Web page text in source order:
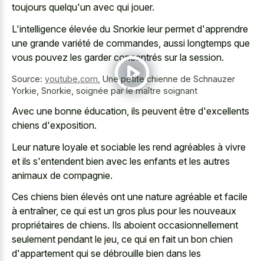
toujours quelqu'un avec qui jouer.
L'intelligence élevée du Snorkie leur permet d'apprendre
une grande variété de commandes, aussi longtemps que
vous pouvez les garder concentrés sur la session.
Source: youtube.com Une petite chienne de Schnauzer
Yorkie, Snorkie, soignée par le maître soignant
Avec une bonne éducation, ils peuvent être d'excellents
chiens d'exposition.
Leur nature loyale et sociable les rend agréables à vivre
et ils s'entendent bien avec les enfants et les autres
animaux de compagnie.
Ces chiens bien élevés ont une nature agréable et facile
à entraîner, ce qui est un gros plus pour les nouveaux
propriétaires de chiens. Ils aboient occasionnellement
seulement pendant le jeu, ce qui en fait un bon chien
d'appartement qui se débrouille bien dans les